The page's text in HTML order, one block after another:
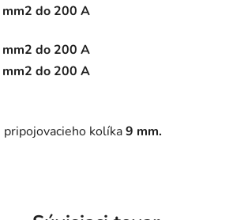
do 200 A
do 200 A
do 200 A
kolíka9 mm.